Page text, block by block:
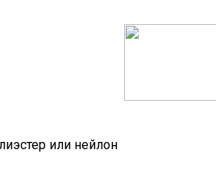
или нейлон